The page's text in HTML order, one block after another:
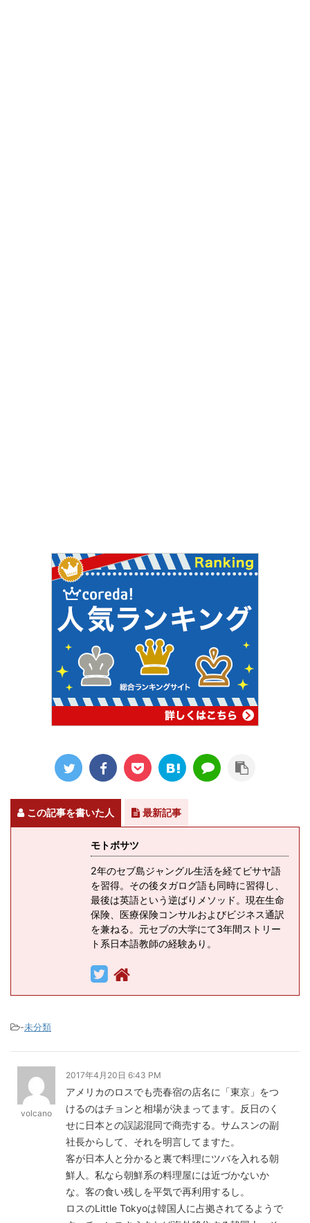
この記事を書いた人 最新記事
モトボサツ
2年のセブ島ジャングル生活を経てビサヤ語
を習得。その後タガログ語も同時に習得し、
最後は英語という逆ばりメソッド。現在生命
保険、医療保険コンサルおよびビジネス通訳
を兼ねる。元セブの大学にて3年間ストリー
ト系日本語教師の経験あり。
-未分類
volcano
2017年4月20日 6:43 PM
アメリカのロスでも売春宿の店名に「東京」をつ
けるのはチョンと相場が決まってます。反日のく
せに日本との誤認混同で商売する。サムスンの副
社長からして、それを明言してますた。
客が日本人と分かると裏で料理にツバを入れる朝
鮮人。私なら朝鮮系の料理屋には近づかないか
な。客の食い残しを平気で再利用するし。
ロスのLittle Tokyoは韓国人に占拠されてるようで